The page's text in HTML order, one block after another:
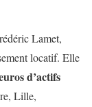
Lamet,
locatif. Elle
d’actifs
Lille,